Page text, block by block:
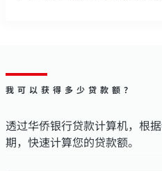
我可以获得多少贷款额？
透过华侨银行贷款计算机，根
期，快速计算您的贷款额。